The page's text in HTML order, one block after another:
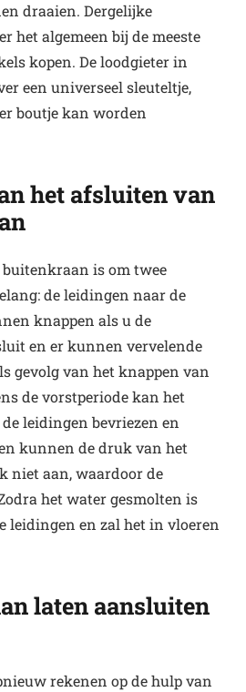
draaien. Dergelijke
het algemeen bij de meeste
kopen. De loodgieter in
een universeel sleuteltje,
boutje kan worden
het afsluiten van
is om twee
de leidingen naar de
knappen als u de
en er kunnen vervelende
gevolg van het knappen van
de vorstperiode kan het
leidingen bevriezen en
kunnen de druk van het
niet aan, waardoor de
het water gesmolten is
leidingen en zal het in vloeren
laten aansluiten
rekenen op de hulp van